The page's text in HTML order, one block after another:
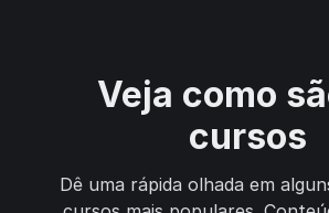
Veja como
cursos
Dê uma rápida olhada em